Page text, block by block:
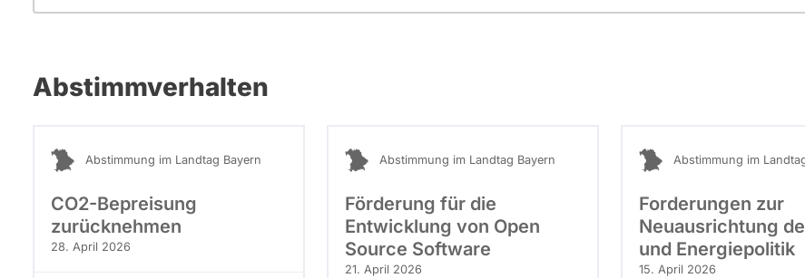
Abstimmverhalten
Abstimmung im Landtag Bayern
CO2-Bepreisung
zurücknehmen
28. April 2026
Abstimmung im Landtag Bayern
Förderung für die
Entwicklung von Open
Source Software
21. April 2026
Abstimmung im
Forderungen zur
Neuausrichtung
und Energiepolitik
15. April 2026